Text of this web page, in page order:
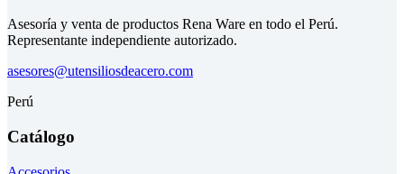
Asesoría y venta de productos Rena Ware en todo el Perú.
Representante independiente autorizado.
asesores@utensiliosdeacero.com
Perú
Catálogo